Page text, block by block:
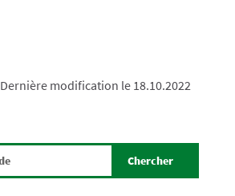
Dernière modification le 18.10.2022